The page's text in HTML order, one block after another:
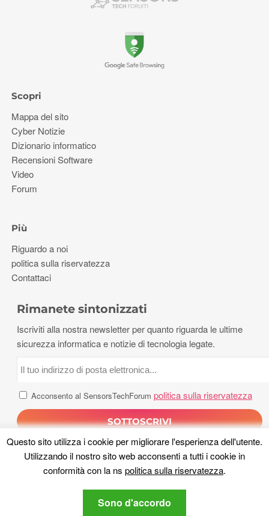
Questo sito utilizza i cookie per migliorare l'esperienza dell'utente.
Utilizzando il nostro sito web acconsenti a tutti i cookie in
conformità con la ns politica sulla riservatezza.
Sono d'accordo
Scopri
Mappa del sito
Cyber ​​Notizie
Dizionario informatico
Recensioni Software
Video
Forum
Più
Riguardo a noi
politica sulla riservatezza
Contattaci
Rimanete sintonizzati
Iscriviti alla nostra newsletter per quanto riguarda le ultime
sicurezza informatica e notizie di tecnologia legate.
Acconsento al SensorsTechForum politica sulla riservatezza